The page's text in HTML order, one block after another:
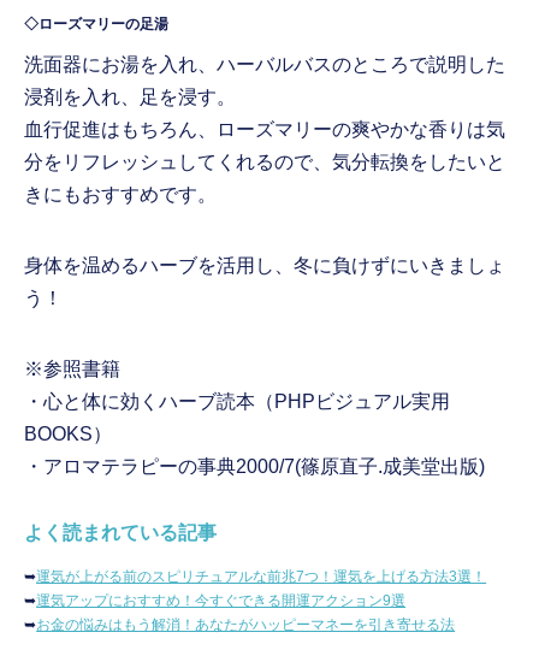
◇ローズマリーの足湯
洗面器にお湯を入れ、ハーバルバスのところで説明した
浸剤を入れ、足を浸す。
血行促進はもちろん、ローズマリーの爽やかな香りは気
分をリフレッシュしてくれるので、気分転換をしたいと
きにもおすすめです。
身体を温めるハーブを活用し、冬に負けずにいきましょ
う！
※参照書籍
・心と体に効くハーブ読本（PHPビジュアル実用
BOOKS）
・アロマテラピーの事典2000/7(篠原直子.成美堂出版)
よく読まれている記事
➥運気が上がる前のスピリチュアルな前兆7つ！運気を上げる方法3選！
➥運気アップにおすすめ！今すぐできる開運アクション9選
➥お金の悩みはもう解消！あなたがハッピーマネーを引き寄せる法